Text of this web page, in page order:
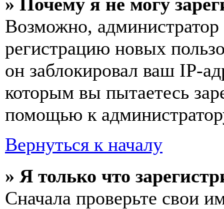
Возможно,
регистрацию новых
он заблокировал ваш IP-
которым вы пытаетесь
помощью к
Вернуться к началу
» Я только что
Сначала проверьте свои